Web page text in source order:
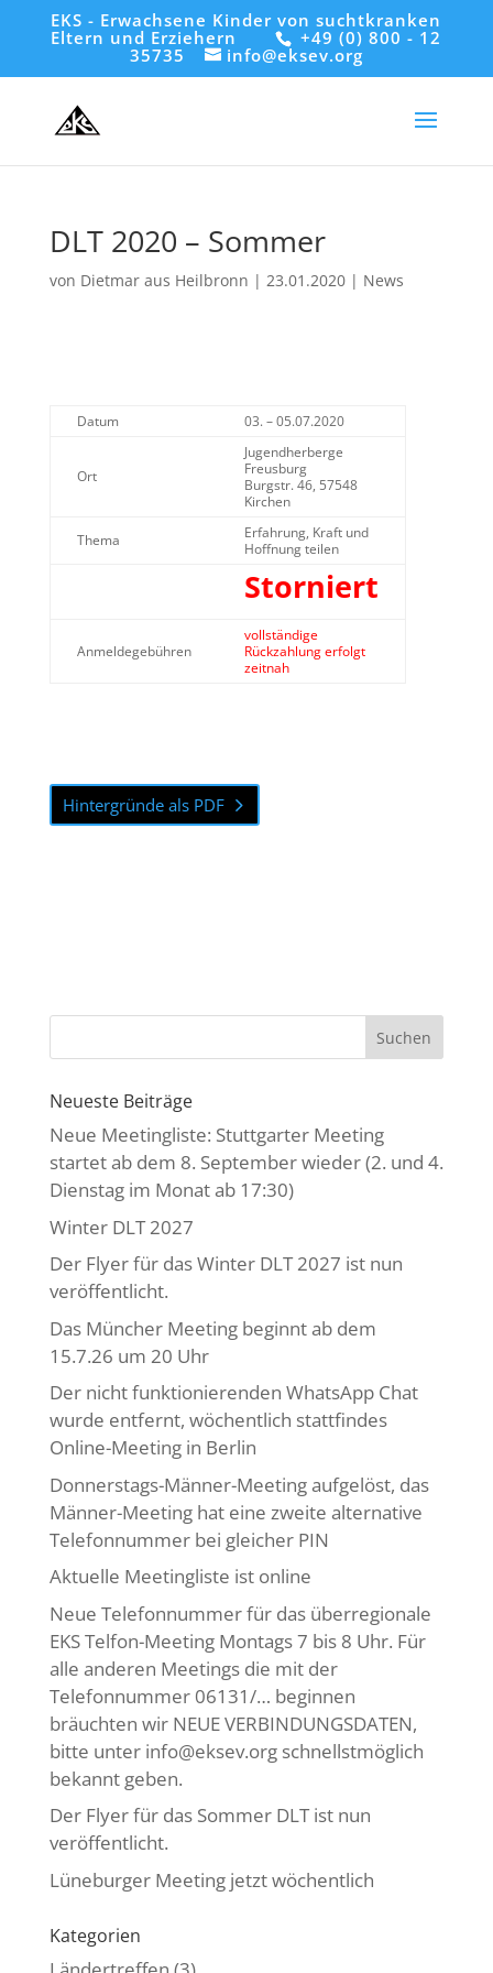
EKS - Erwachsene Kinder von suchtkranken
Eltern und Erziehern
+49 (0) 800 - 12
35735
info@eksev.org
DLT 2020 – Sommer
von Dietmar aus Heilbronn | 23.01.2020| News
Datum 03. – 05.07.2020
Ort
Jugendherberge
Freusburg
Burgstr. 46, 57548
Kirchen
Thema
Erfahrung, Kraft und
Hoffnung teilen
Storniert
Anmeldegebühren
vollständige
Rückzahlung erfolgt
zeitnah
Hintergründe als PDF
Neueste Beiträge
Neue Meetingliste: Stuttgarter Meeting
startet ab dem 8. September wieder (2. und 4.
Dienstag im Monat ab 17:30)
Winter DLT 2027
Der Flyer für das Winter DLT 2027 ist nun
veröffentlicht.
Das Müncher Meeting beginnt ab dem
15.7.26 um 20 Uhr
Der nicht funktionierenden WhatsApp Chat
wurde entfernt, wöchentlich stattfindes
Online-Meeting in Berlin
Donnerstags-Männer-Meeting aufgelöst, das
Männer-Meeting hat eine zweite alternative
Telefonnummer bei gleicher PIN
Aktuelle Meetingliste ist online
Neue Telefonnummer für das überregionale
EKS Telfon-Meeting Montags 7 bis 8 Uhr. Für
alle anderen Meetings die mit der
Telefonnummer 06131/… beginnen
bräuchten wir NEUE VERBINDUNGSDATEN,
bitte unter info@eksev.org schnellstmöglich
bekannt geben.
Der Flyer für das Sommer DLT ist nun
veröffentlicht.
Lüneburger Meeting jetzt wöchentlich
Kategorien